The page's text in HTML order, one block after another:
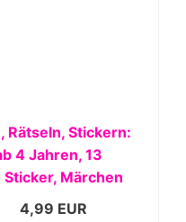
Rätseln, Stickern:
4 Jahren, 13
Märchen
4,99 EUR